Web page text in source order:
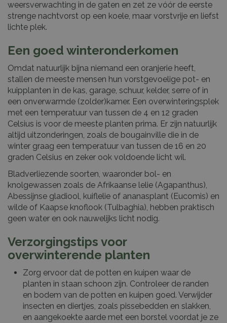
weersverwachting in de gaten en zet ze vóór de eerste
strenge nachtvorst op een koele, maar vorstvrije en liefst
lichte plek.
Een goed winteronderkomen
Omdat natuurlijk bijna niemand een oranjerie heeft,
stallen de meeste mensen hun vorstgevoelige pot- en
kuipplanten in de kas, garage, schuur, kelder, serre of in
een onverwarmde (zolder)kamer. Een overwinteringsplek
met een temperatuur van tussen de 4 en 12 graden
Celsius is voor de meeste planten prima. Er zijn natuurlijk
altijd uitzonderingen, zoals de bougainville die in de
winter graag een temperatuur van tussen de 16 en 20
graden Celsius en zeker ook voldoende licht wil.
Bladverliezende soorten, waaronder bol- en
knolgewassen zoals de Afrikaanse lelie (Agapanthus),
Abessijnse gladiool, kuiflelie of ananasplant (Eucomis) en
wilde of Kaapse knoflook (Tulbaghia), hebben praktisch
geen water en ook nauwelijks licht nodig.
Verzorgingstips voor
overwinterende planten
Zorg ervoor dat de potten en kuipen waar de
planten in staan schoon zijn. Controleer de randen
en bodem van de potten en kuipen goed. Verwijder
insecten en diertjes, zoals pissebedden en slakken,
en aangekoekte aarde met een borstel voordat je ze